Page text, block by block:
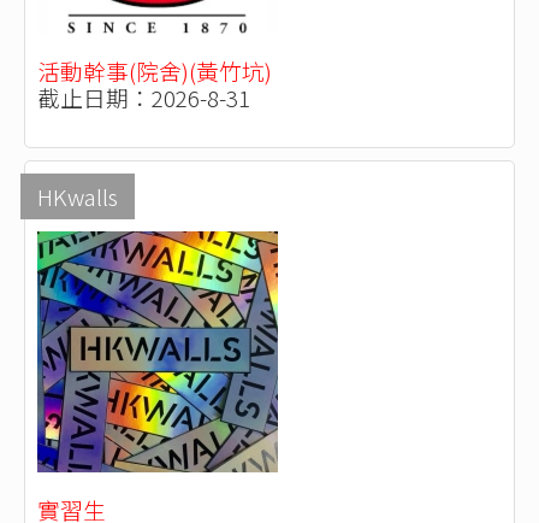
活動幹事(院舍)(黃竹坑)
截止日期：2026-8-31
HKwalls
實習生